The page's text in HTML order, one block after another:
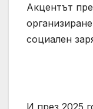
Акцентът
социален
И през 2025